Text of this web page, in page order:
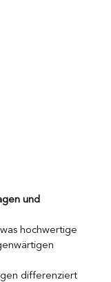
und
hochwertige
differenziert